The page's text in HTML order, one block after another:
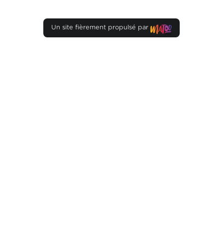
Un site fièrement propulsé par